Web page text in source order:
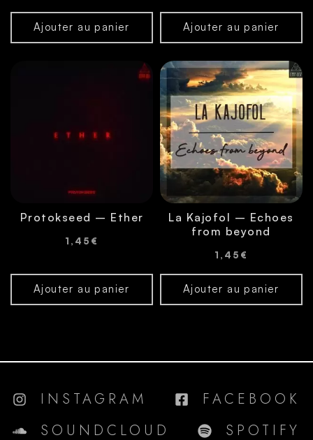
Ajouter au panier Ajouter au panier
Protokseed – Ether
1,45 €
Ajouter au panier
La Kajofol – Echoes
from beyond
1,45 €
Ajouter au panier
INSTAGRAM
FACEBOOK
SOUNDCLOUD
SPOTIFY